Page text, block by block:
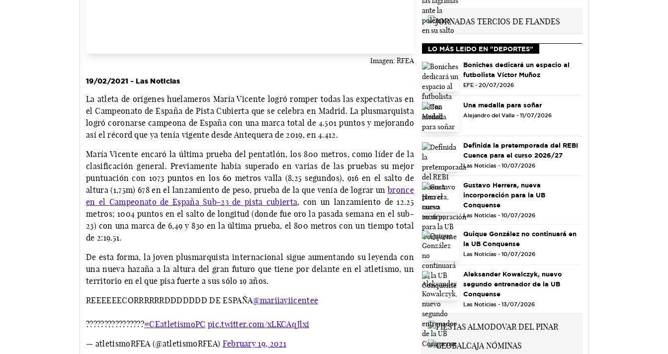
Imagen: RFEA
19/02/2021 - Las Noticias
La atleta de orígenes huelameros María Vicente logró romper todas las expectativas en
el Campeonato de España de Pista Cubierta que se celebra en Madrid. La plusmarquista
logró coronarse campeona de España con una marca total de 4.501 puntos y mejorando
así el récord que ya tenía vigente desde Antequera de 2019, en 4.412.
María Vicente encaró la última prueba del pentatlón, los 800 metros, como líder de la
clasificación general. Previamente había superado en varias de las pruebas su mejor
puntuación con 1073 puntos en los 60 metros valla (8,25 segundos), 916 en el salto de
altura (1,75m) 678 en el lanzamiento de peso, prueba de la que venía de lograr unbronce
en el Campeonato de España Sub-23 de pista cubierta, con un lanzamiento de 12.25
metros; 1004 puntos en el salto de longitud (donde fue oro la pasada semana en el sub-
23) con una marca de 6,49 y 830 en la última prueba, el 800 metros con un tiempo total
de 2:19.51.
De esta forma, la joven plusmarquista internacional sigue aumentando su leyenda con
una nueva hazaña a la altura del gran futuro que tiene por delante en el atletismo, un
territorio en el que pisa fuerte a sus sólo 19 años.
REEEEEECORRRRRRDDDDDDD DE ESPAÑA@mariiaviicentee
????????????????#CEatletismoPC pic.twitter.com/xLKCAqJlxi
— atletismoRFEA (@atletismoRFEA) February 19, 2021
LO MÁS LEIDO EN "DEPORTES"
Boniches dedicará un espacio al
futbolista Víctor Muñoz
EFE - 20/07/2026
Una medalla para soñar
Alejandro del Valle - 11/07/2026
Definida la pretemporada del REBI
Cuenca para el curso 2026/27
Las Noticias - 10/07/2026
Gustavo Herrera, nueva
incorporación para la UB
Conquense
Las Noticias - 10/07/2026
Quique González no continuará en
la UB Conquense
Las Noticias - 10/07/2026
Aleksander Kowalczyk, nuevo
segundo entrenador de la UB
Conquense
Las Noticias - 13/07/2026